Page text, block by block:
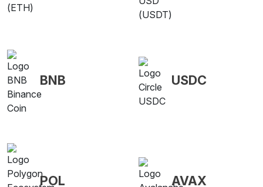
BNB USDC
POL AVAX